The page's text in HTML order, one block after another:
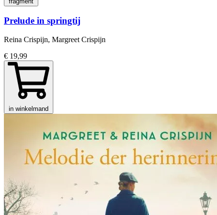
Prelude in springtij
Reina Crispijn, Margreet Crispijn
€ 19,99
in winkelmand